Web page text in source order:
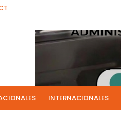
INTERNACIONALES